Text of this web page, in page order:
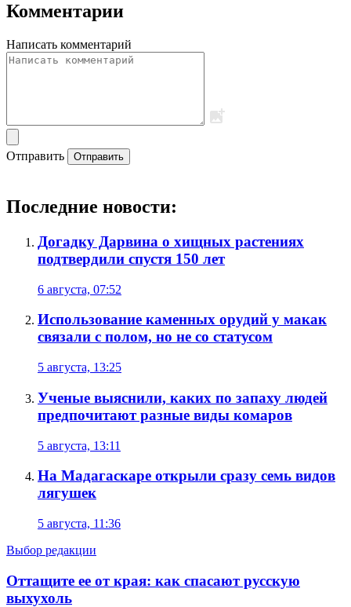
Комментарии
Написать комментарий
Отправить Отправить
Последние новости:
Догадку Дарвина о хищных растениях
подтвердили спустя 150 лет
6 августа, 07:52
Использование каменных орудий у макак
связали с полом, но не со статусом
5 августа, 13:25
Ученые выяснили, каких по запаху людей
предпочитают разные виды комаров
5 августа, 13:11
На Мадагаскаре открыли сразу семь видов
лягушек
5 августа, 11:36
Выбор редакции
Оттащите ее от края: как спасают русскую
выхухоль